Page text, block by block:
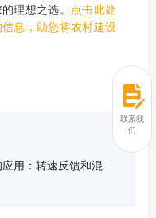
理想之选。
点击此处
息，助您将农村建设
用：转速反馈和混
联系我
们